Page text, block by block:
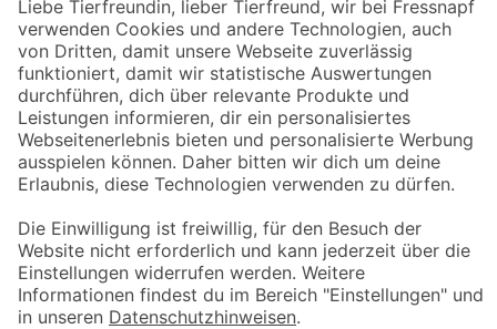
© 2026 Fressnapf Tiernahrungs GmbH
Westpreußenstraße 32-38
47809 Krefeld
Cookies
AGB
Entdecke Fressnapf
Tierversicherung
GPS-Tracker
Fressnapf Salon
Online-Shop